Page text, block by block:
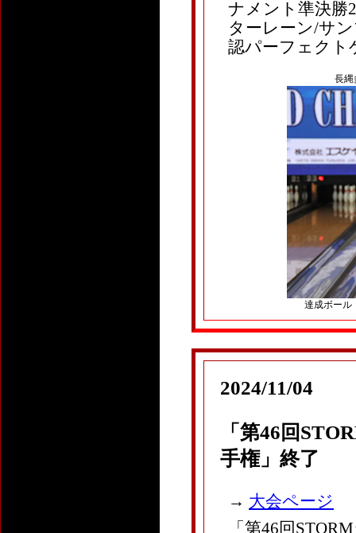
ナメント準決勝
ターレーン/サ
認パーフェクト
長縄
達成ボール
2024/11/04
「 第46回
手権」終了
→ 大会ページ
「第46回